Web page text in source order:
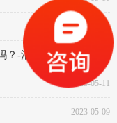
2023-05-15
2023-05-12
2023-05-11
2023-05-09